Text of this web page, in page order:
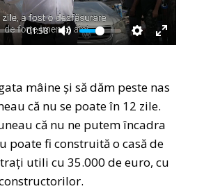
01:58
Mute Settings
Enter
mâine și să dăm peste nas
că nu se poate în 12 zile.
că nu ne putem încadra
poate fi construită o casă de
utili cu 35.000 de euro, cu